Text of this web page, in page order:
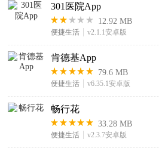
301医院App
12.92 MB
便捷生活 v2.1.1安卓版
肯德基App
79.6 MB
便捷生活 v6.35.1安卓版
畅行花
33.28 MB
便捷生活 v2.3.7安卓版